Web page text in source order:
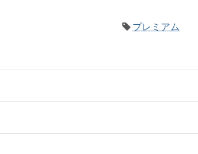
プレミアム